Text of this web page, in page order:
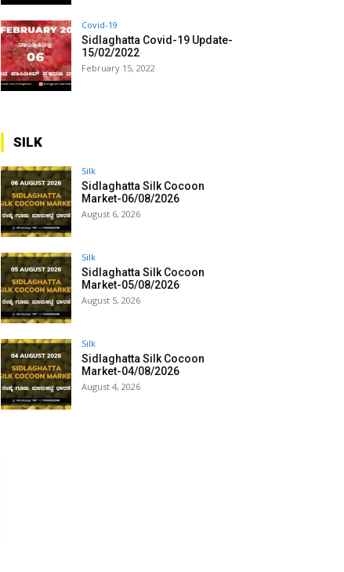
Covid-19
Sidlaghatta Covid-19 Update-
15/02/2022
February 15, 2022
SILK
Silk
Sidlaghatta Silk Cocoon
Market-06/08/2026
August 6, 2026
Silk
Sidlaghatta Silk Cocoon
Market-05/08/2026
August 5, 2026
Silk
Sidlaghatta Silk Cocoon
Market-04/08/2026
August 4, 2026